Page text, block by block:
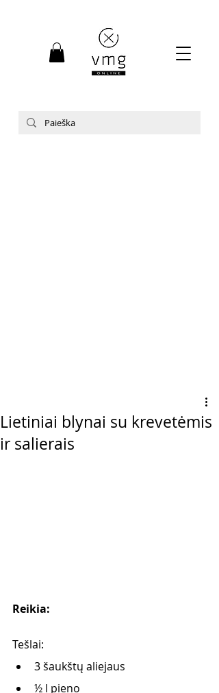
Lietiniai blynai su krevetėmis
ir salierais
Reikia:
Tešlai:
3 šaukštų aliejaus
½ l pieno